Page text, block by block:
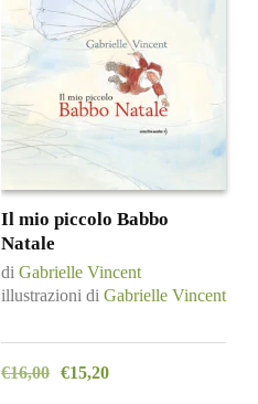
Il mio piccolo Babbo
Natale
di Gabrielle Vincent
illustrazioni di Gabrielle Vincent
€16,00 €15,20